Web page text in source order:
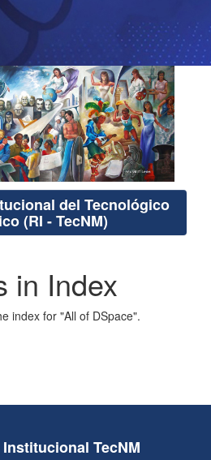
del Tecnológico
(RI - TecNM)
in Index
index for "All of DSpace".
TecNM